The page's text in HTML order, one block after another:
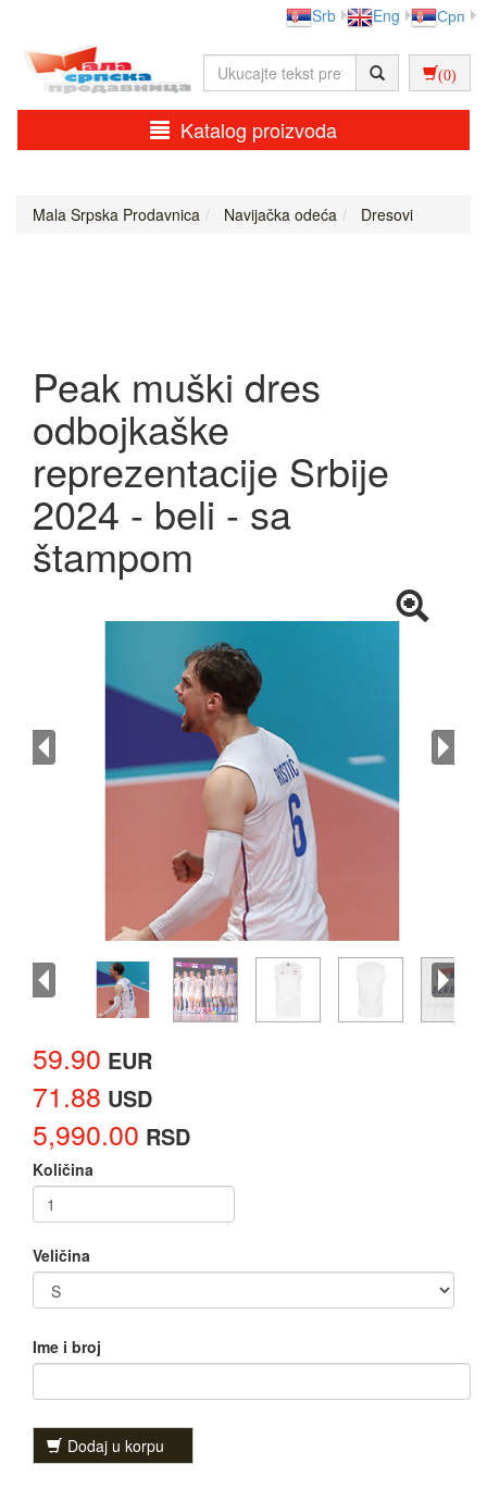
Srb Eng Срп
(0)
Katalog proizvoda
Mala Srpska Prodavnica Navijačka odeća Dresovi
Peak muški dres
odbojkaške
reprezentacije Srbije
2024 - beli - sa
štampom
59.90 EUR
71.88 USD
5,990.00 RSD
Količina
Veličina
Ime i broj
Dodaj u korpu